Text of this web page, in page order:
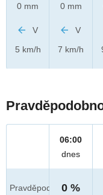
0 mm
V
5 km/h
0 mm
V
7 km/h
Pravděpod.
06:00
dnes
0 %